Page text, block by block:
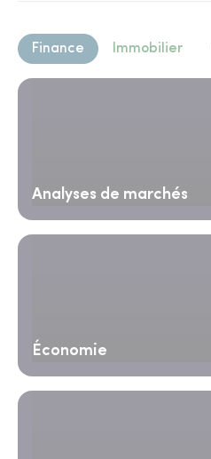
Finance Immobilier
Analyses de marchés
Économie